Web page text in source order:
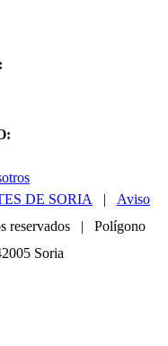
DE SORIA | Aviso
reservados | Polígono
Soria